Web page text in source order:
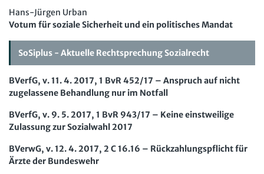
Hans-Jürgen Urban
Votum für soziale Sicherheit und ein politisches Mandat
SoSiplus - Aktuelle Rechtsprechung Sozialrecht
BVerfG, v. 11. 4. 2017, 1 BvR 452/17 – Anspruch auf nicht
zugelassene Behandlung nur im Notfall
BVerfG, v. 9. 5. 2017, 1 BvR 943/17 – Keine einstweilige
Zulassung zur Sozialwahl 2017
BVerwG, v. 12. 4. 2017, 2 C 16.16 – Rückzahlungspflicht für
Ärzte der Bundeswehr